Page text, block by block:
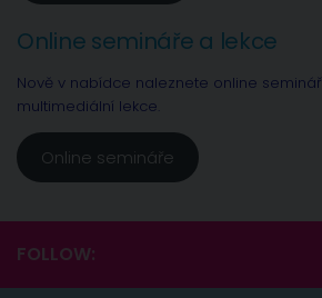
Online semináře a lekce
Nově v nabídce naleznete online
multimediální lekce.
Online semináře
FOLLOW: